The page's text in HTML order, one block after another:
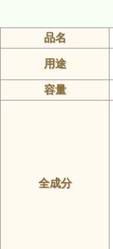
品名
用途
容量
全成分